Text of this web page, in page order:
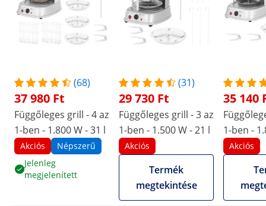
(68)
37 980 Ft
Függőleges grill - 4 az
1-ben - 1.800 W - 31 l
Akciós
Népszerű
Jelenleg
megjelenített
(31)
29 730 Ft
Függőleges grill - 3 az
1-ben - 1.500 W - 21 l
Akciós
Termék
megtekintése
35 140
1-ben -
Akciós